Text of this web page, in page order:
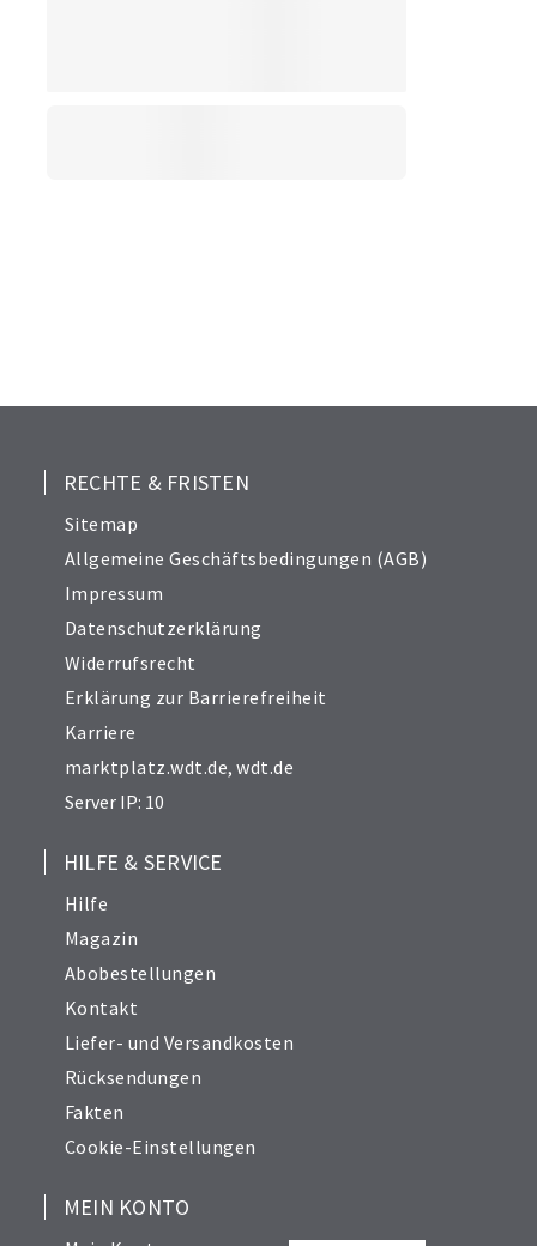
RECHTE & FRISTEN
Sitemap
Allgemeine Geschäftsbedingungen (AGB)
Impressum
Datenschutzerklärung
Widerrufsrecht
Erklärung zur Barrierefreiheit
Karriere
marktplatz.wdt.de,wdt.de
Server IP: 10
HILFE & SERVICE
Hilfe
Magazin
Abobestellungen
Kontakt
Liefer- und Versandkosten
Rücksendungen
Fakten
Cookie-Einstellungen
MEIN KONTO